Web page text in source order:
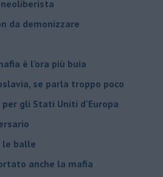
da demonizzare
è l'ora più buia
se parla troppo poco
gli Stati Uniti d'Europa
le balle
anche la mafia